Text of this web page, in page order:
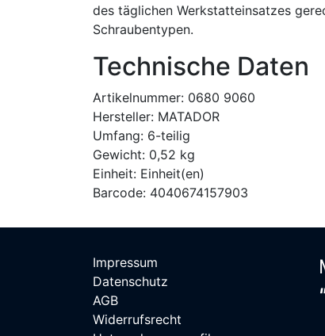
des täglichen Werkstatteinsatzes
Schraubentypen.
Technische Daten
Artikelnummer: 0680 9060
Hersteller: MATADOR
Umfang: 6-teilig
Gewicht: 0,52 kg
Einheit: Einheit(en)
Barcode: 4040674157903
Impressum
Datenschutz
AGB
Widerrufsrecht